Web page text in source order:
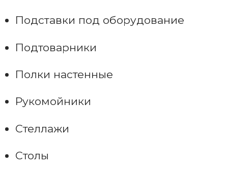
Подставки под оборудование
Подтоварники
Полки настенные
Рукомойники
Стеллажи
Столы